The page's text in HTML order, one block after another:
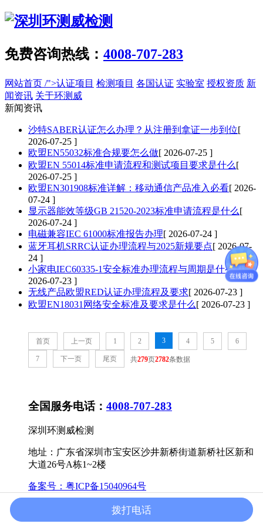
免费咨询热线： 4008-707-283
网站首页 /">认证项目 检测项目 各国认证 实验室 授权资质 新
闻资讯 关于环测威
新闻资讯
沙特SABER认证怎么办理？从注册到拿证一步到位[
2026-07-25 ]
欧盟EN55032标准合规要怎么做[ 2026-07-25 ]
欧盟EN 55014标准申请流程和测试项目要求是什么[
2026-07-25 ]
欧盟EN301908标准详解：移动通信产品准入必看[ 2026-
07-24 ]
显示器能效等级GB 21520-2023标准申请流程是什么[
2026-07-24 ]
电磁兼容IEC 61000标准报告办理[ 2026-07-24 ]
蓝牙耳机SRRC认证办理流程与2025新规要点[ 2026-07-
24 ]
小家电IEC60335-1安全标准办理流程与周期是什么[
2026-07-23 ]
无线产品欧盟RED认证办理流程及要求[ 2026-07-23 ]
欧盟EN18031网络安全标准及要求是什么[ 2026-07-23 ]
首页 上一页 1 2 3 4 5 6
7 下一页 尾页 共279页2782条数据
全国服务电话： 4008-707-283
深圳环测威检测
地址：广东省深圳市宝安区沙井新桥街道新桥社区新和
大道26号A栋1~2楼
备案号： 粤ICP备15040964号
返回首页 授权资质 电话咨询
拨打电话